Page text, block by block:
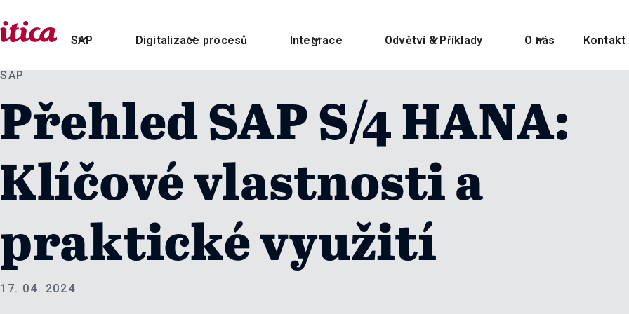
SAP Digitalizace procesů Integrace Odvětví & Příklady O nás Kontakt
SAP
Přehled SAP S/4 HANA:
Klíčové vlastnosti a
praktické využití
17. 04. 2024